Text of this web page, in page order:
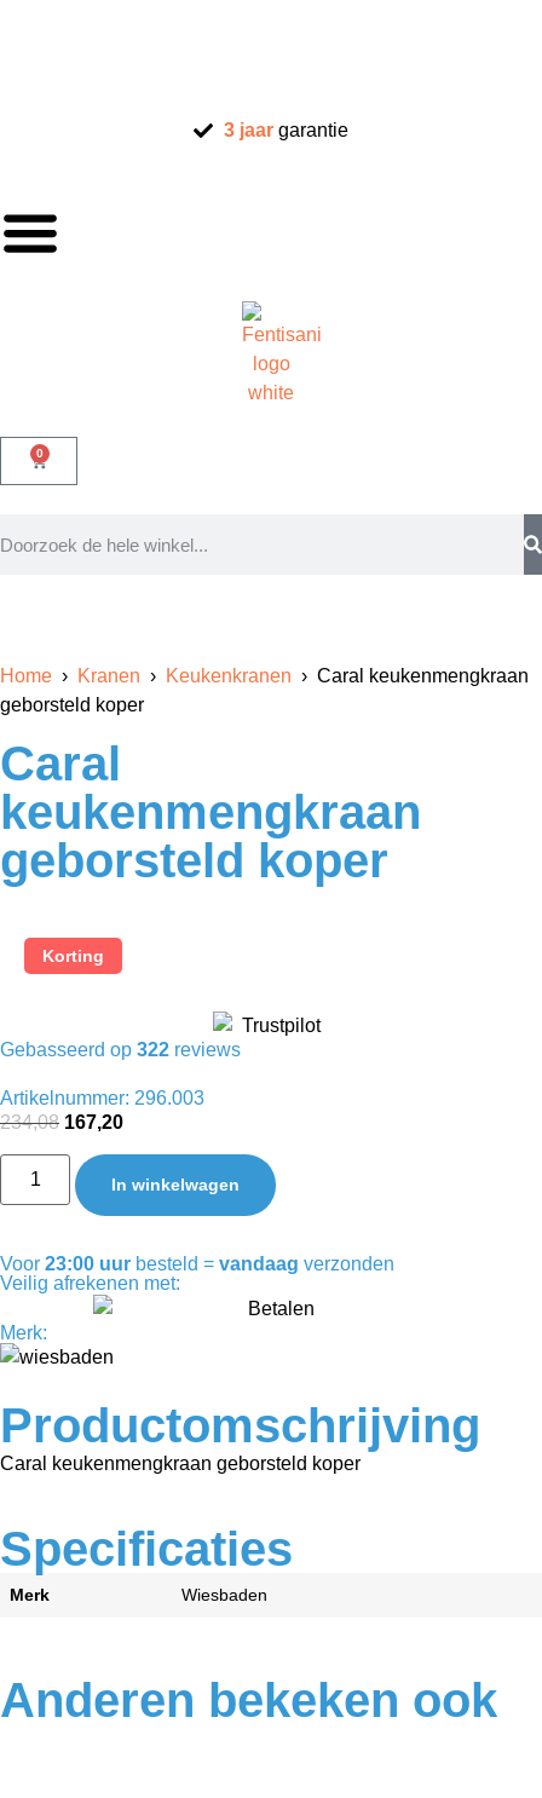
3 jaar garantie
0
Home › Kranen › Keukenkranen › Caral keukenmengkraan
geborsteld koper
Caral
keukenmengkraan
geborsteld koper
Korting
Gebasseerd op 322 reviews
Artikelnummer: 296.003
234,08 167,20
In winkelwagen
Voor 23:00 uur besteld = vandaag verzonden
Veilig afrekenen met:
Merk:
Productomschrijving
Caral keukenmengkraan geborsteld koper
Specificaties
Merk Wiesbaden
Anderen bekeken ook